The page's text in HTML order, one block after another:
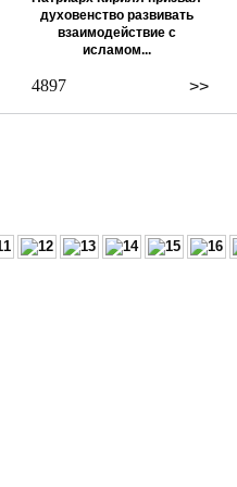
духовенство развивать
взаимодействие с
исламом...
>>
4897